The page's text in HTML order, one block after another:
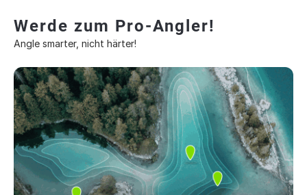
Werde zum Pro-Angler!
Angle smarter, nicht härter!